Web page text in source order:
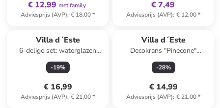
€ 12,99 met family
Adviesprijs (AVP): € 18,00*
€ 7,49
Adviesprijs (AVP): € 12,00*
Villa d´Este
6-delige set: waterglazen
"Geometric" transparant - 380
ml
-19%
€ 16,99
Adviesprijs (AVP): € 21,00*
Villa d´Este
Decokrans "Pinecone"
lichtbruin - Ø 28 cm
-28%
€ 14,99
Adviesprijs (AVP): € 21,00*